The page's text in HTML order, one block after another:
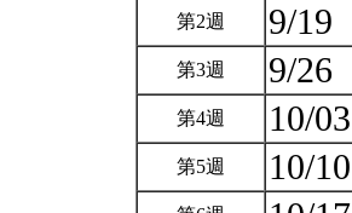
第2週 9/19
第3週 9/26
第4週 10/03
第5週 10/10